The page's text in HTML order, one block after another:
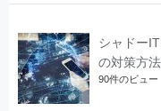
シャドー
の対策方
90件のビュー